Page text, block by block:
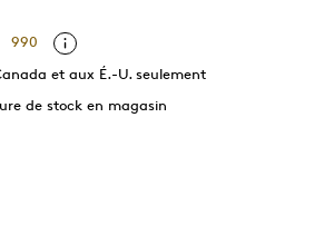
990
et aux É.-U. seulement
de stock en magasin